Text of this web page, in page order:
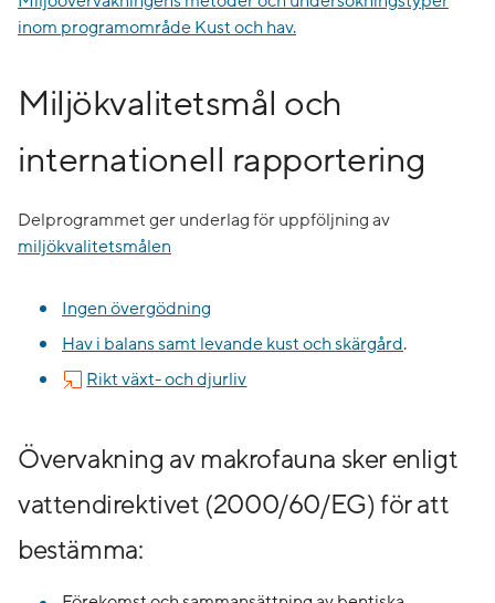
inom programområde Kust och hav.
Miljökvalitetsmål och
internationell rapportering
Delprogrammet ger underlag för uppföljning av
miljökvalitetsmålen
Ingen övergödning
Hav i balans samt levande kust och skärgård.
Rikt växt- och djurliv
Övervakning av makrofauna sker enligt
vattendirektivet (2000/60/EG) för att
bestämma: